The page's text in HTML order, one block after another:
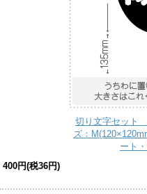
切り文字セット
ズ：
ート
400円(税36円)